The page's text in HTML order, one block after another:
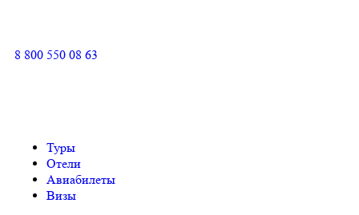
8 800 550 08 63
Туры
Отели
Авиабилеты
Визы